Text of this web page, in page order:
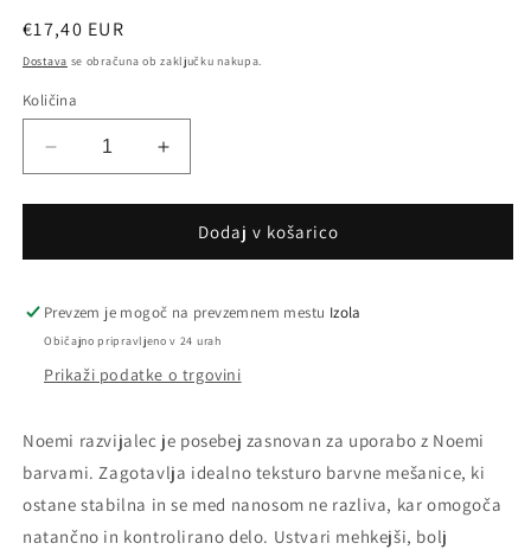
Redna
cena
€17,40 EUR
Dostava se obračuna ob zaključku nakupa.
Količina
Pomanjšaš
količino
za
Noemi
3%
,
50ml
Povečaj
količino
za
izdelek
Noemi
3%
Dodaj v košarico
Prevzem je mogoč na prevzemnem mestu Izola
Običajno pripravljeno v 24 urah
Prikaži podatke o trgovini
Noemi razvijalec je posebej zasnovan za uporabo z Noemi
barvami. Zagotavlja idealno teksturo barvne mešanice, ki
ostane stabilna in se med nanosom ne razliva, kar omogoča
natančno in kontrolirano delo. Ustvari mehkejši, bolj